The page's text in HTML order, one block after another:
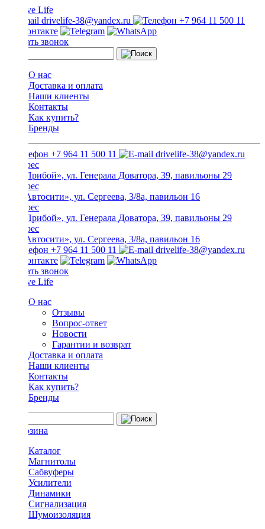
drivelife-38@yandex.ru +7 964 11 500 11
Заказать звонок
О нас
Доставка и оплата
Наши клиенты
Контакты
Как купить?
Бренды
+7 964 11 500 11 drivelife-38@yandex.ru
ТЦ «Прибой», ул. Генерала Доватора, 39, павильоны 29
ТЦ «Автосити», ул. Сергеева, 3/8а, павильон 16
ТЦ «Прибой», ул. Генерала Доватора, 39, павильоны 29
ТЦ «Автосити», ул. Сергеева, 3/8а, павильон 16
+7 964 11 500 11
drivelife-38@yandex.ru
Заказать звонок
О нас
Отзывы
Вопрос-ответ
Новости
Гарантии и возврат
Доставка и оплата
Наши клиенты
Контакты
Как купить?
Бренды
Каталог
Магнитолы
Сабвуферы
Усилители
Динамики
Сигнализация
Шумоизоляция